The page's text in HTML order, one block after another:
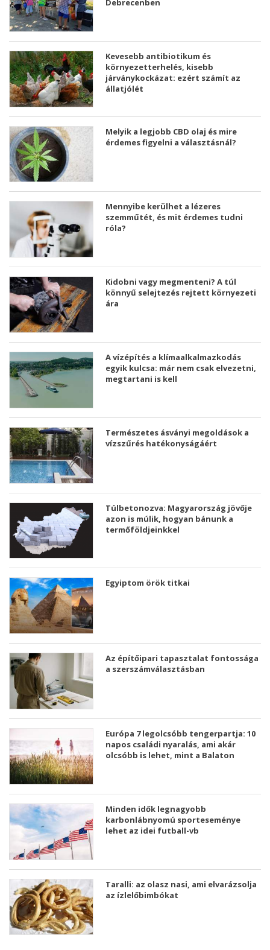
Debrecenben
Kevesebb antibiotikum és
környezetterhelés, kisebb
járványkockázat: ezért számít az
állatjólét
Melyik a legjobb CBD olaj és mire
érdemes figyelni a választásnál?
Mennyibe kerülhet a lézeres
szemműtét, és mit érdemes tudni
róla?
Kidobni vagy megmenteni? A túl
könnyű selejtezés rejtett környezeti
ára
A vízépítés a klímaalkalmazkodás
egyik kulcsa: már nem csak elvezetni,
megtartani is kell
Természetes ásványi megoldások a
vízszűrés hatékonyságáért
Túlbetonozva: Magyarország jövője
azon is múlik, hogyan bánunk a
termőföldjeinkkel
Egyiptom örök titkai
Az építőipari tapasztalat fontossága
a szerszámválasztásban
Európa 7 legolcsóbb tengerpartja: 10
napos családi nyaralás, ami akár
olcsóbb is lehet, mint a Balaton
Minden idők legnagyobb
karbonlábnyomú sporteseménye
lehet az idei futball-vb
Taralli: az olasz nasi, ami elvarázsolja
az ízlelőbimbókat